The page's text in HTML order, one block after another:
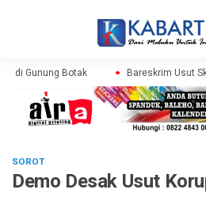
di Gunung Botak Bareskrim Usut
SOROT
Demo Desak Usut